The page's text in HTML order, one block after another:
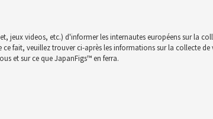
jeux videos, etc.) d'informer les internautes européens sur la
ce fait, veuillez trouver ci-après les informations sur la collecte
et sur ce que JapanFigs™ en ferra.